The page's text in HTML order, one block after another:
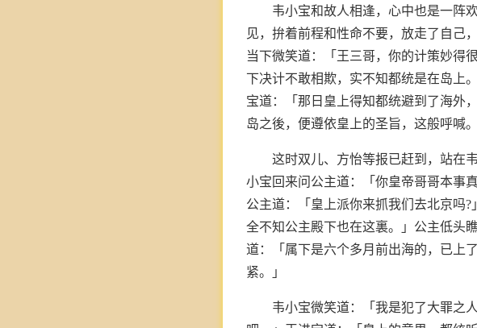
韦小宝和故人相逢，心中也是一阵
见，拚着前程和性命不要，放走了自己
当下微笑道：「王三哥，你的计策妙得
下决计不敢相欺，实不知都统是在岛上
宝道：「那日皇上得知都统避到了海外
岛之後，便遵依皇上的圣旨，这般呼喊。
这时双儿、方怡等报已赶到，站在
小宝回来问公主道：「你皇帝哥哥本事
公主道：「皇上派你来抓我们去北京吗
全不知公主殿下也在这裏。」公主低头
道：「属下是六个多月前出海的，已上
紧。」
韦小宝微笑道：「我是犯了大罪之